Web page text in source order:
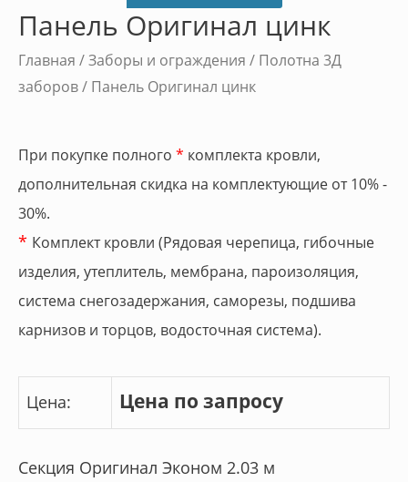
Панель Оригинал цинк
Главная /Заборы и ограждения / Полотна 3Д
заборов/ Панель Оригинал цинк
При покупке полного * комплекта кровли,
дополнительная скидка на комплектующие от 10% -
30%.
* Комплект кровли (Рядовая черепица, гибочные
изделия, утеплитель, мембрана, пароизоляция,
система снегозадержания, саморезы, подшива
карнизов и торцов, водосточная система).
Цена: Цена по запросу
Секция Оригинал Эконом 2.03 м